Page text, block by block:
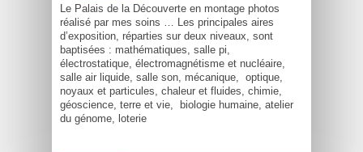
Le Palais de la Découverte en montage photos
réalisé par mes soins … Les principales aires
d’exposition, réparties sur deux niveaux, sont
baptisées : mathématiques, salle pi,
électrostatique, électromagnétisme et nucléaire,
salle air liquide, salle son, mécanique, optique,
noyaux et particules, chaleur et fluides, chimie,
géoscience, terre et vie, biologie humaine, atelier
du génome, loterie